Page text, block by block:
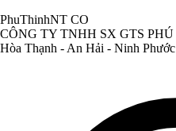
PhuThinhNT CO
CÔNG TY TNHH SX GTS
Hòa Thạnh - An Hải - Ninh